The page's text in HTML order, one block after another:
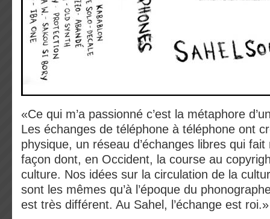
«Ce qui m’a passionné c’est la métaphore
Les échanges de téléphone à téléphone ont
physique, un réseau d’échanges libres qui
façon dont, en Occident, la course au
culture. Nos idées sur la circulation de la
sont les mêmes qu’à l’époque du
est très différent. Au Sahel, l’échange est